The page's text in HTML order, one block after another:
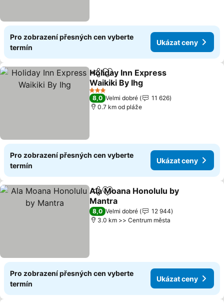
Pro zobrazení přesných cen vyberte
termín
Ukázat ceny
SdíletPřidat na seznam oblíbených
Holiday Inn Express
Waikiki By Ihg
3 Počet hvězdiček
8,0 Velmi dobré
11 626
0.7 km od pláže
Pro zobrazení přesných cen vyberte
termín
Ukázat ceny
SdíletPřidat na seznam oblíbených
Ala Moana Honolulu by
Mantra
8,0 Velmi dobré
12 944
3.0 km >> Centrum města
Pro zobrazení přesných cen vyberte
termín
Ukázat ceny